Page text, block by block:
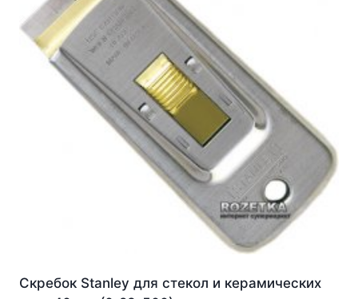
Скребок Stanley для стекол и керамических